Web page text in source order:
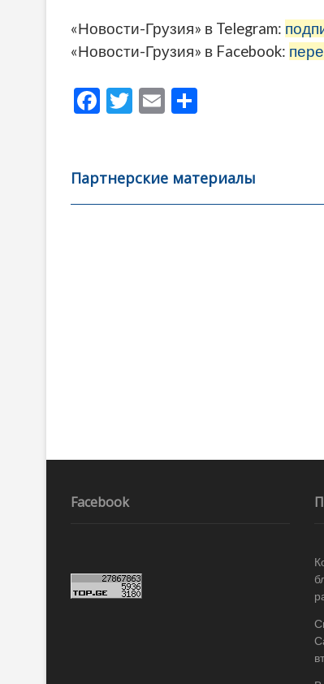
«Новости-Грузия» в Telegram:
«Новости-Грузия» в Facebook:
F
b
o
T
er
E
l
а
в
Партнерские материалы
Facebook